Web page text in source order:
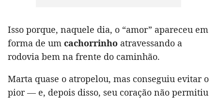
Isso porque, naquele dia, o “amor” apareceu em
forma de um cachorrinho atravessando a
rodovia bem na frente do caminhão.
Marta quase o atropelou, mas conseguiu evitar o
pior — e, depois disso, seu coração não permitiu